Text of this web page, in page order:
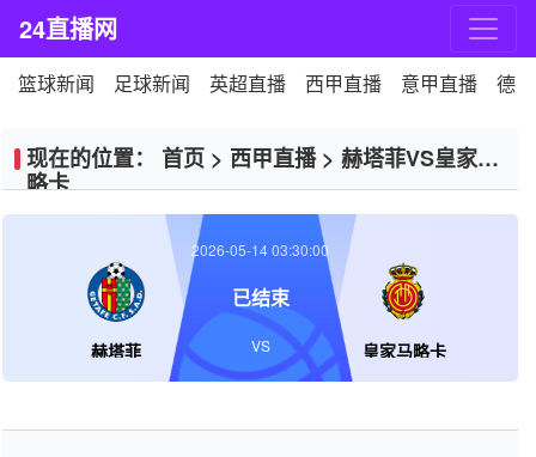
24直播网
篮球新闻 足球新闻 英超直播 西甲直播 意甲直播 德
现在的位置： 首页 > 西甲直播> 赫塔菲VS皇家马
略卡
赫塔菲 皇家马略卡
2026-05-14 03:30:00
已结束
VS